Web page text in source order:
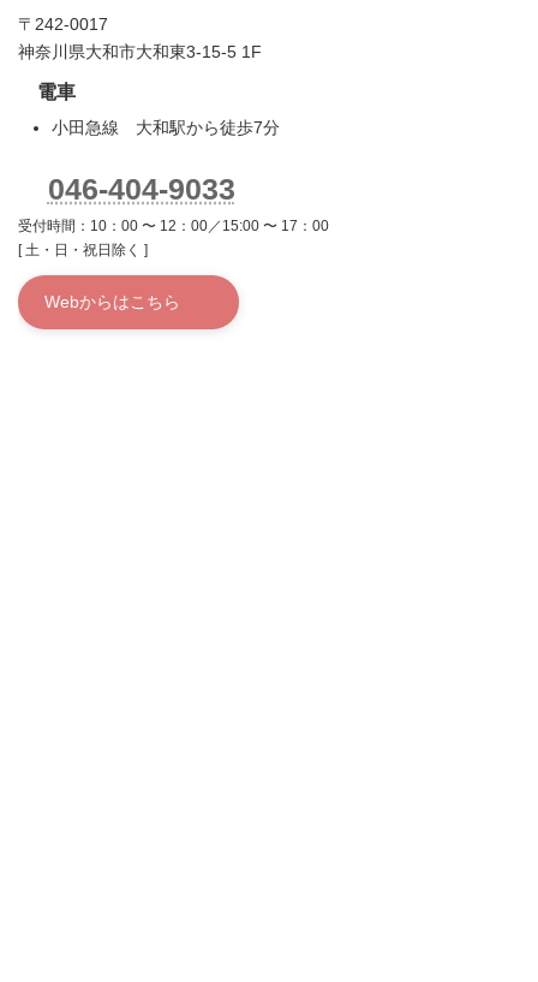
〒242-0017
神奈川県大和市大和東3-15-5 1F
電車
小田急線 大和駅から徒歩7分
046-404-9033
受付時間：10：00 〜 12：00／15:00 〜 17：00
[ 土・日・祝日除く ]
Webからはこちら